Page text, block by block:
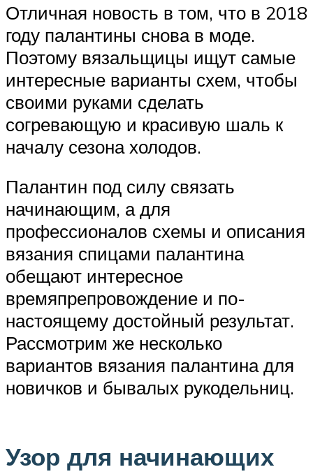
Отличная новость в том, что в 2018
году палантины снова в моде.
Поэтому вязальщицы ищут самые
интересные варианты схем, чтобы
своими руками сделать
согревающую и красивую шаль к
началу сезона холодов.
Палантин под силу связать
начинающим, а для
профессионалов схемы и описания
вязания спицами палантина
обещают интересное
времяпрепровождение и по-
настоящему достойный результат.
Рассмотрим же несколько
вариантов вязания палантина для
новичков и бывалых рукодельниц.
Узор для начинающих